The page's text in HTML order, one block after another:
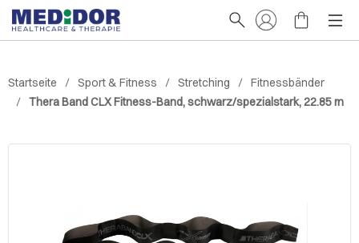
Startseite Sport & Fitness Stretching
Fitnessbänder
Thera Band CLX Fitness-Band, schwarz/spezialstark, 22.85 m